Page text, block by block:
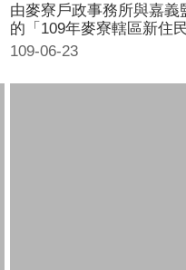
109-06-23
由麥寮戶政事務所與嘉
的「109年麥寮轄區新住
30日開課，吸引不少新住
縣政府為落實新住民照